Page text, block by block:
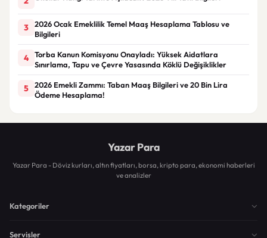
3
2026 Ocak Emeklilik Temel Maaş Hesaplama Tablosu ve
Bilgileri
4
Torba Kanun Komisyonu Onayladı: Yüksek Aidatlara
Sınırlama, Tapu ve Çevre Yasasında Köklü Değişiklikler
5
2026 Emekli Zammı: Taban Maaş Bilgileri ve 20 Bin Lira
Ödeme Hesaplama!
Yazar Para
Yazar Para - Döviz kurları, altın fiyatları, borsa, kripto para, ekonomi haberleri
ve analizler
Kategoriler
Servisler